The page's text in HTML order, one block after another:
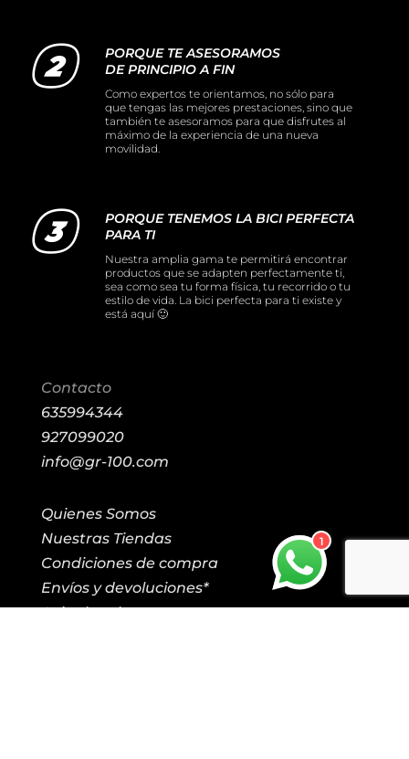
PORQUE TE ASESORAMOS
DE PRINCIPIO A FIN
Como expertos te orientamos, no sólo para
que tengas las mejores prestaciones, sino que
también te asesoramos para que disfrutes al
máximo de la experiencia de una nueva
movilidad.
PORQUE TENEMOS LA BICI PERFECTA
PARA TI
Nuestra amplia gama te permitirá encontrar
productos que se adapten perfectamente ti,
sea como sea tu forma física, tu recorrido o tu
estilo de vida. La bici perfecta para ti existe y
está aquí 🙂
Contacto
635994344
927099020
info@gr-100.com
Quienes Somos
Nuestras Tiendas
Condiciones de compra
Envíos y devoluciones*
Aviso legal
1